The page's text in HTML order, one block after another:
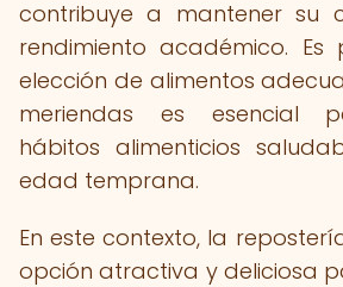
contribuye a mantener su
rendimiento académico.
elección de alimentos
meriendas es esencial
hábitos alimenticios
edad temprana.
En este contexto, la
opción atractiva y deliciosa